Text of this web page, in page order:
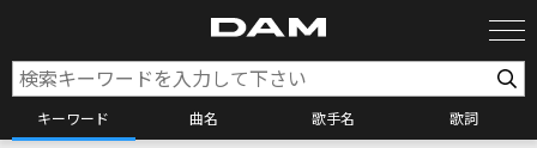
キーワード 曲名 歌手名 歌詞